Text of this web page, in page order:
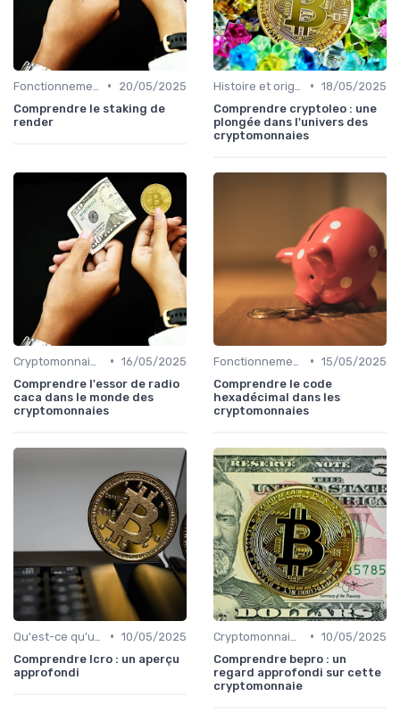
•
20/05/2025
Comprendre le staking de
render
• 18/05/2025
Comprendre cryptoleo : une
plongée dans l'univers des
cryptomonnaies
• 16/05/2025
Comprendre l'essor de radio
caca dans le monde des
cryptomonnaies
• 15/05/2025
Comprendre le code
hexadécimal dans les
cryptomonnaies
• 10/05/2025
Comprendre lcro : un aperçu
approfondi
• 10/05/2025
Comprendre bepro : un
regard approfondi sur cette
cryptomonnaie